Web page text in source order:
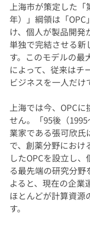
上海市が策定した「
年）」綱領は「
け、個人が製品開発
単独で完結させる新
す。このモデルの最
によって、従来はチ
ビジネスを一人だけ
上海では今、OPC
せん。「95後（
業家である張可欣氏
で、創薬分野におけ
したOPCを設立し
る最先端の研究分野
よると、現在の企業
ほとんどが計算資源
す。